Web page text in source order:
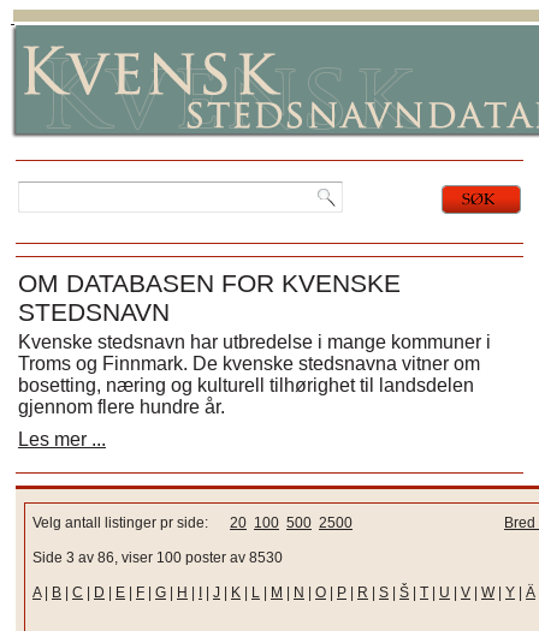
OM DATABASEN FOR KVENSKE
STEDSNAVN
Kvenske stedsnavn har utbredelse i mange kommuner i
Troms og Finnmark. De kvenske stedsnavna vitner om
bosetting, næring og kulturell tilhørighet til landsdelen
gjennom flere hundre år.
Les mer ...
Velg antall listinger pr side: 20 100 500 2500
Side 3 av 86, viser 100 poster av 8530
A| B C D E F G H J K L M N O P R S Š T U V W| Y Ä